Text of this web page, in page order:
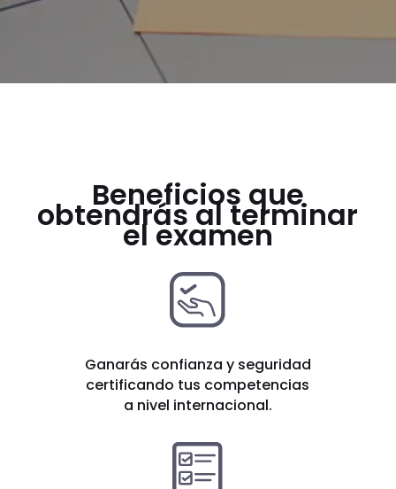
Beneficios que
obtendrás al terminar
el examen
Ganarás confianza y seguridad
certificando tus competencias
a nivel internacional.